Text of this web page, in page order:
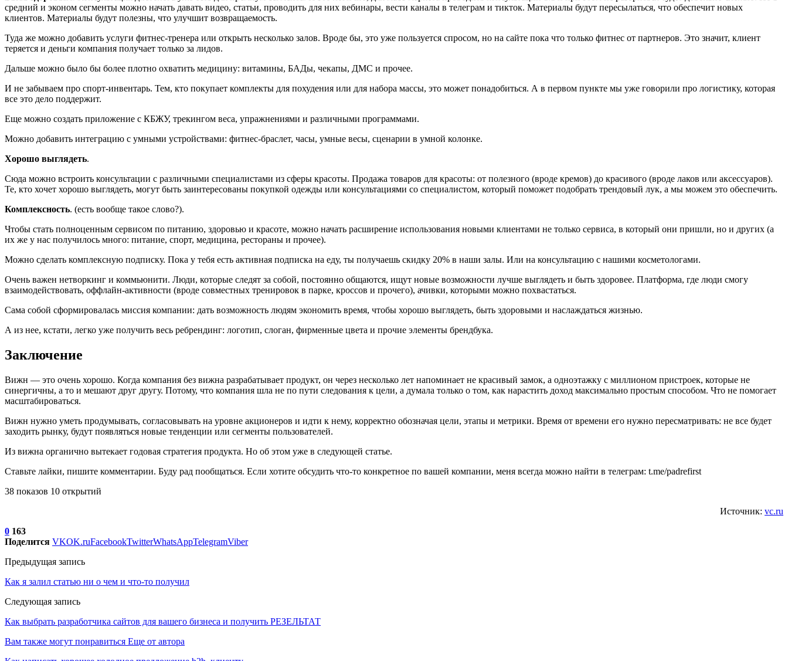
средний и эконом сегменты можно начать давать видео, статьи, проводить для них вебинары, вести каналы в телеграм и тикток. Материалы будут пересылаться, что обеспечит новых
клиентов. Материалы будут полезны, что улучшит возвращаемость.
Туда же можно добавить услуги фитнес-тренера или открыть несколько залов. Вроде бы, это уже пользуется спросом, но на сайте пока что только фитнес от партнеров. Это значит, клиент
теряется и деньги компания получает только за лидов.
Дальше можно было бы более плотно охватить медицину: витамины, БАДы, чекапы, ДМС и прочее.
И не забываем про спорт-инвентарь. Тем, кто покупает комплекты для похудения или для набора массы, это может понадобиться. А в первом пункте мы уже говорили про логистику, которая
все это дело поддержит.
Еще можно создать приложение с КБЖУ, трекингом веса, упражнениями и различными программами.
Можно добавить интеграцию с умными устройствами: фитнес-браслет, часы, умные весы, сценарии в умной колонке.
Хорошо выглядеть.
Сюда можно встроить консультации с различными специалистами из сферы красоты. Продажа товаров для красоты: от полезного (вроде кремов) до красивого (вроде лаков или аксессуаров).
Те, кто хочет хорошо выглядеть, могут быть заинтересованы покупкой одежды или консультациями со специалистом, который поможет подобрать трендовый лук, а мы можем это обеспечить.
Комплексность. (есть вообще такое слово?).
Чтобы стать полноценным сервисом по питанию, здоровью и красоте, можно начать расширение использования новыми клиентами не только сервиса, в который они пришли, но и других (а
их же у нас получилось много: питание, спорт, медицина, рестораны и прочее).
Можно сделать комплексную подписку. Пока у тебя есть активная подписка на еду, ты получаешь скидку 20% в наши залы. Или на консультацию с нашими косметологами.
Очень важен нетворкинг и коммьюнити. Люди, которые следят за собой, постоянно общаются, ищут новые возможности лучше выглядеть и быть здоровее. Платформа, где люди смогу
взаимодействовать, оффлайн-активности (вроде совместных тренировок в парке, кроссов и прочего), ачивки, которыми можно похвастаться.
Сама собой сформировалась миссия компании: дать возможность людям экономить время, чтобы хорошо выглядеть, быть здоровыми и наслаждаться жизнью.
А из нее, кстати, легко уже получить весь ребрендинг: логотип, слоган, фирменные цвета и прочие элементы брендбука.
Заключение
Вижн — это очень хорошо. Когда компания без вижна разрабатывает продукт, он через несколько лет напоминает не красивый замок, а одноэтажку с миллионом пристроек, которые не
синергичны, а то и мешают друг другу. Потому, что компания шла не по пути следования к цели, а думала только о том, как нарастить доход максимально простым способом. Что не помогает
масштабироваться.
Вижн нужно уметь продумывать, согласовывать на уровне акционеров и идти к нему, корректно обозначая цели, этапы и метрики. Время от времени его нужно пересматривать: не все будет
заходить рынку, будут появляться новые тенденции или сегменты пользователей.
Из вижна органично вытекает годовая стратегия продукта. Но об этом уже в следующей статье.
Ставьте лайки, пишите комментарии. Буду рад пообщаться. Если хотите обсудить что-то конкретное по вашей компании, меня всегда можно найти в телеграм: t.me/padrefirst
38 показов 10 открытий
Источник: vc.ru
0 163
Поделится VKOK.ruFacebookTwitterWhatsAppTelegramViber
Предыдущая запись
Как я залил статью ни о чем и что-то получил
Следующая запись
Как выбрать разработчика сайтов для вашего бизнеса и получить РЕЗЕЛЬТАТ
Вам также могут понравиться Еще от автора